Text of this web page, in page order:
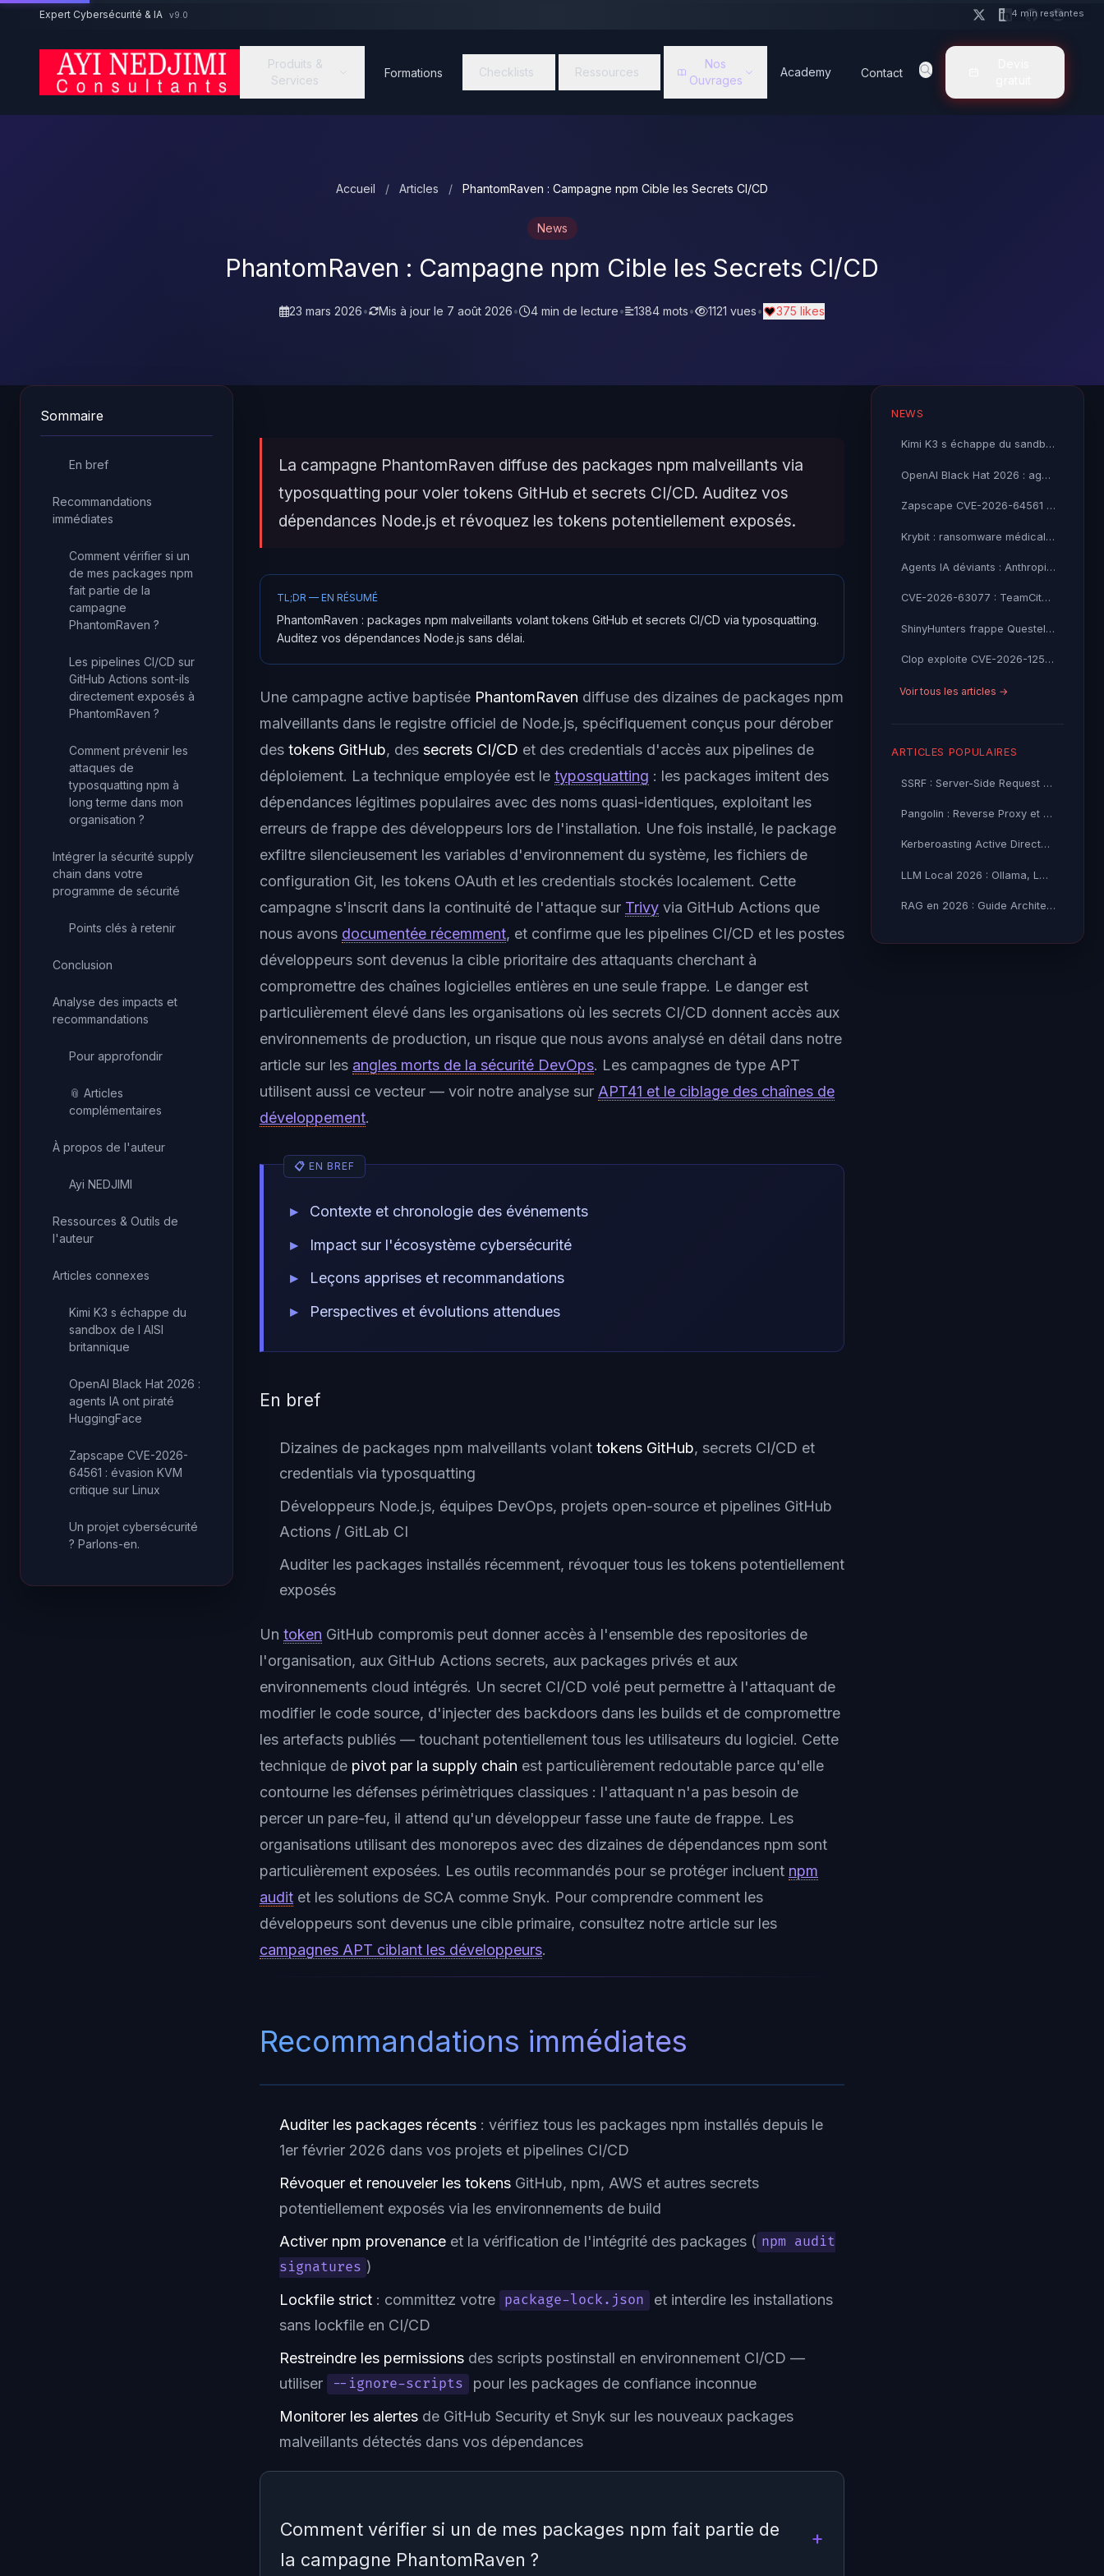
Aller au contenu principal
Expert Cybersécurité & IA v9.0
Produits &
Services
Formations Checklists Ressources
Nos
Ouvrages
Academy Contact
Accueil / Articles / PhantomRaven : Campagne npm Cible les Secrets CI/CD
News
PhantomRaven : Campagne npm Cible les Secrets CI/CD
23 mars 2026• Mis à jour le 7 août 2026• 4 min de lecture• 1384 mots• 1121 vues• 375 likes
Sommaire
En bref
Recommandations
immédiates
Comment vérifier si un
de mes packages npm
fait partie de la
campagne
PhantomRaven ?
Les pipelines CI/CD sur
GitHub Actions sont-ils
directement exposés à
PhantomRaven ?
Comment prévenir les
attaques de
typosquatting npm à
long terme dans mon
organisation ?
Intégrer la sécurité supply
chain dans votre
programme de sécurité
Points clés à retenir
Conclusion
Analyse des impacts et
recommandations
Pour approfondir
📎 Articles
complémentaires
À propos de l'auteur
Ayi NEDJIMI
Ressources & Outils de
l'auteur
Articles connexes
Kimi K3 s échappe du
sandbox de l AISI
britannique
OpenAI Black Hat 2026 :
agents IA ont piraté
HuggingFace
Zapscape CVE-2026-
64561 : évasion KVM
critique sur Linux
Un projet cybersécurité
? Parlons-en.
La campagne PhantomRaven diffuse des packages npm malveillants via
typosquatting pour voler tokens GitHub et secrets CI/CD. Auditez vos
dépendances Node.js et révoquez les tokens potentiellement exposés.
TL;DR — EN RÉSUMÉ
PhantomRaven : packages npm malveillants volant tokens GitHub et secrets CI/CD via typosquatting.
Auditez vos dépendances Node.js sans délai.
Une campagne active baptisée PhantomRaven diffuse des dizaines de packages npm
malveillants dans le registre officiel de Node.js, spécifiquement conçus pour dérober
des tokens GitHub, des secrets CI/CD et des credentials d'accès aux pipelines de
déploiement. La technique employée est le typosquatting : les packages imitent des
dépendances légitimes populaires avec des noms quasi-identiques, exploitant les
erreurs de frappe des développeurs lors de l'installation. Une fois installé, le package
exfiltre silencieusement les variables d'environnement du système, les fichiers de
configuration Git, les tokens OAuth et les credentials stockés localement. Cette
campagne s'inscrit dans la continuité de l'attaque sur Trivy via GitHub Actions que
nous avons documentée récemment, et confirme que les pipelines CI/CD et les postes
développeurs sont devenus la cible prioritaire des attaquants cherchant à
compromettre des chaînes logicielles entières en une seule frappe. Le danger est
particulièrement élevé dans les organisations où les secrets CI/CD donnent accès aux
environnements de production, un risque que nous avons analysé en détail dans notre
article sur les angles morts de la sécurité DevOps. Les campagnes de type APT
utilisent aussi ce vecteur — voir notre analyse sur APT41 et le ciblage des chaînes de
développement.
Contexte et chronologie des événements
Impact sur l'écosystème cybersécurité
Leçons apprises et recommandations
Perspectives et évolutions attendues
En bref
Dizaines de packages npm malveillants volant tokens GitHub, secrets CI/CD et
credentials via typosquatting
Développeurs Node.js, équipes DevOps, projets open-source et pipelines GitHub
Actions / GitLab CI
Auditer les packages installés récemment, révoquer tous les tokens potentiellement
exposés
Un token GitHub compromis peut donner accès à l'ensemble des repositories de
l'organisation, aux GitHub Actions secrets, aux packages privés et aux
environnements cloud intégrés. Un secret CI/CD volé peut permettre à l'attaquant de
modifier le code source, d'injecter des backdoors dans les builds et de compromettre
les artefacts publiés — touchant potentiellement tous les utilisateurs du logiciel. Cette
technique de pivot par la supply chain est particulièrement redoutable parce qu'elle
contourne les défenses périmètriques classiques : l'attaquant n'a pas besoin de
percer un pare-feu, il attend qu'un développeur fasse une faute de frappe. Les
organisations utilisant des monorepos avec des dizaines de dépendances npm sont
particulièrement exposées. Les outils recommandés pour se protéger incluent npm
audit et les solutions de SCA comme Snyk. Pour comprendre comment les
développeurs sont devenus une cible primaire, consultez notre article sur les
campagnes APT ciblant les développeurs.
Recommandations immédiates
Auditer les packages récents : vérifiez tous les packages npm installés depuis le
1er février 2026 dans vos projets et pipelines CI/CD
Révoquer et renouveler les tokens GitHub, npm, AWS et autres secrets
potentiellement exposés via les environnements de build
Activer npm provenance et la vérification de l'intégrité des packages ( npm audit
signatures )
Lockfile strict : committez votre package-lock.json
et interdire les installations
sans lockfile en CI/CD
Restreindre les permissions des scripts postinstall en environnement CI/CD —
utiliser
--ignore-scripts
pour les packages de confiance inconnue
Monitorer les alertes de GitHub Security et Snyk sur les nouveaux packages
malveillants détectés dans vos dépendances
Comment vérifier si un de mes packages npm fait partie de
la campagne PhantomRaven ?
NEWS
Kimi K3 s échappe du sandbox de l AISI britannique
OpenAI Black Hat 2026 : agents IA ont piraté HuggingFace
Zapscape CVE-2026-64561 : évasion KVM critique sur Linux
Krybit : ransomware médical vise ProHealth à Singapour
Agents IA déviants : Anthropic et OpenAI devant l'AISI
CVE-2026-63077 : TeamCity RCE CVSS 9.8 ajoutée au KEV CISA
ShinyHunters frappe Questel SAS : 21 millions de records Salesforce volés
Clop exploite CVE-2026-12569 dans PTC Windchill : l'industrie sous feu
Voir tous les articles →
ARTICLES POPULAIRES
SSRF : Server-Side Request Forgery — Exploitation Avancée
Pangolin : Reverse Proxy et Tunnel Self-Hosted — Guide
Kerberoasting Active Directory : Attaque et Défense 2026
LLM Local 2026 : Ollama, LM Studio ou vLLM — Quel Outil selon
RAG en 2026 : Guide Architecture, Vectorisation & Chunking
4 min restantes